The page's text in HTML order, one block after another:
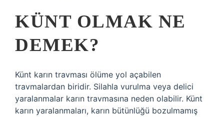
KÜNT OLMAK NE
DEMEK?
Künt karın travması ölüme yol açabilen
travmalardan biridir. Silahla vurulma veya delici
yaralanmalar karın travmasına neden olabilir. Künt
karın yaralanmaları, karın bütünlüğü bozulmamış